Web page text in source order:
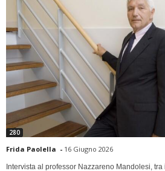
280
Frida Paolella - 16 Giugno 2026
Intervista al professor Nazzareno Mandolesi,